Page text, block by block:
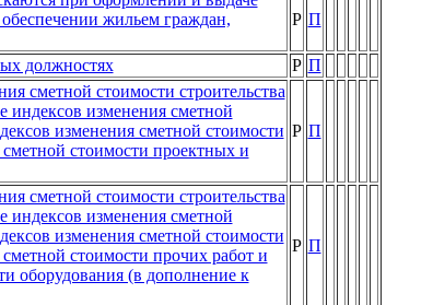
жильем граждан,
Р П
должностях Р П
сметной стоимости строительства
индексов изменения сметной
изменения сметной стоимости
стоимости проектных и
Р П
сметной стоимости строительства
индексов изменения сметной
изменения сметной стоимости
стоимости прочих работ и
оборудования (в дополнение к
Р П